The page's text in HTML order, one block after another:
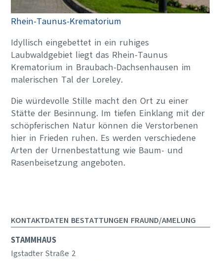
Rhein-Taunus-Krematorium
Idyllisch eingebettet in ein ruhiges
Laubwaldgebiet liegt das Rhein-Taunus
Krematorium in Braubach-Dachsenhausen im
malerischen Tal der Loreley.
Die würdevolle Stille macht den Ort zu einer
Stätte der Besinnung. Im tiefen Einklang mit der
schöpferischen Natur können die Verstorbenen
hier in Frieden ruhen. Es werden verschiedene
Arten der Urnenbestattung wie Baum- und
Rasenbeisetzung angeboten.
KONTAKTDATEN BESTATTUNGEN FRAUND/AMELUNG
STAMMHAUS
Igstadter Straße 2